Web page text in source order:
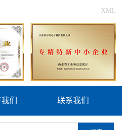
XML
们 联系我们